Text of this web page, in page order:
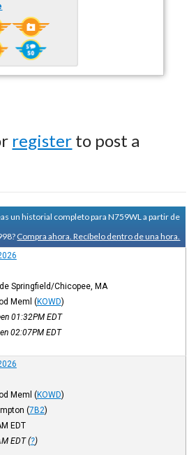
register to post a
un historial completo para N759WL a partir de
Compra ahora. Recíbelo dentro de una hora.
Springfield/Chicopee, MA
Meml (KOWD)
01:32PM EDT
02:07PM EDT
Meml (KOWD)
(7B2)
EDT
EDT(?)